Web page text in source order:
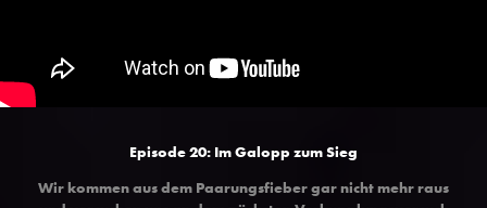
Episode 20: Im Galopp zum Sieg
Wir kommen aus dem Paarungsfieber gar nicht mehr raus